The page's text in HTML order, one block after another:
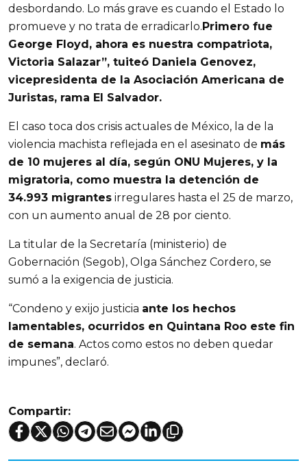
desbordando. Lo más grave es cuando el Estado lo
promueve y no trata de erradicarlo. Primero fue
George Floyd, ahora es nuestra compatriota,
Victoria Salazar”, tuiteó Daniela Genovez,
vicepresidenta de la Asociación Americana de
Juristas, rama El Salvador.
El caso toca dos crisis actuales de México, la de la
violencia machista reflejada en el asesinato de más
de 10 mujeres al día, según ONU Mujeres, y la
migratoria, como muestra la detención de
34.993 migrantes irregulares hasta el 25 de marzo,
con un aumento anual de 28 por ciento.
La titular de la Secretaría (ministerio) de
Gobernación (Segob), Olga Sánchez Cordero, se
sumó a la exigencia de justicia.
“Condeno y exijo justicia ante los hechos
lamentables, ocurridos en Quintana Roo este fin
de semana. Actos como estos no deben quedar
impunes”, declaró.
Compartir: